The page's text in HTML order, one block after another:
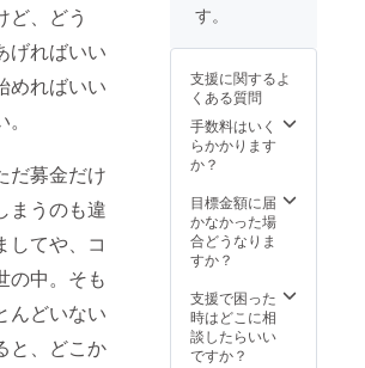
ど、どう
げればいい
めればいい
だ募金だけ
まうのも違
してや、コ
の中。そも
んどいない
と、どこか
連絡を
げます
ので、
映画祭
に参加
をご希
は、通
常募集
の参加
フォー
記入い
ただく
必要は
ござい
す。
支援に関するよ
くある質問
手数料はいく
らかかります
か？
目標金額に届
かなかった場
合どうなりま
すか？
支援で困った
時はどこに相
談したらいい
ですか？